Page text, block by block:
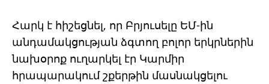
Հարկ է հիշեցնել, որ Բրյուսելը ԵՄ-ին
անդամակցության ձգտող բոլոր երկրներին
նախօրոք ուղարկել էր Կարմիր
հրապարակում շքերթին մասնակցելու